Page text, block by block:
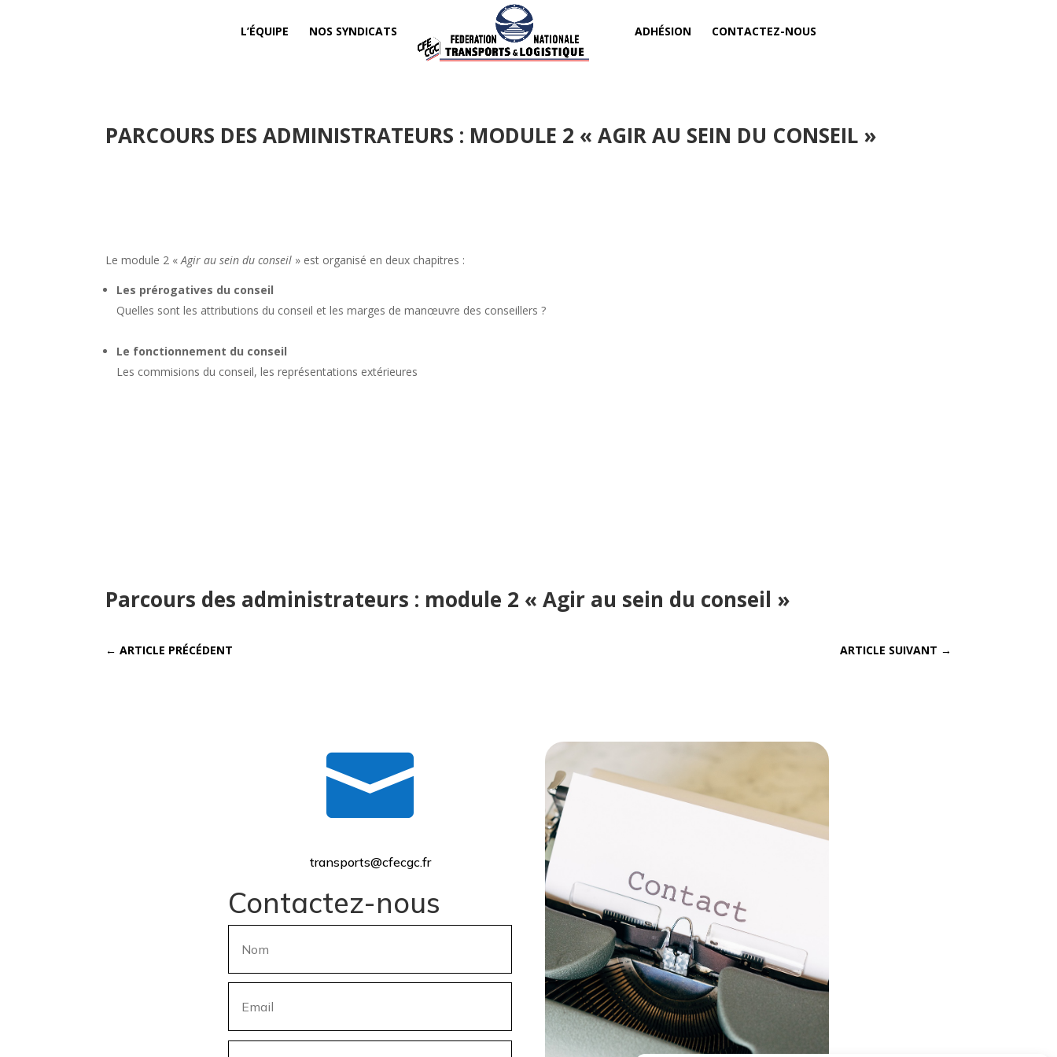
L’ÉQUIPE NOS SYNDICATS ADHÉSION CONTACTEZ-NOUS
PARCOURS DES ADMINISTRATEURS : MODULE 2 « AGIR AU SEIN DU CONSEIL »
Le module 2 «Agir au sein du conseil » est organisé en deux chapitres :
Les prérogatives du conseil
Quelles sont les attributions du conseil et les marges de manœuvre des conseillers ?
Le fonctionnement du conseil
Les commisions du conseil, les représentations extérieures
Parcours des administrateurs : module 2 « Agir au sein du conseil »
←ARTICLE PRÉCÉDENT ARTICLE SUIVANT →

transports@cfecgc.fr
Contactez-nous